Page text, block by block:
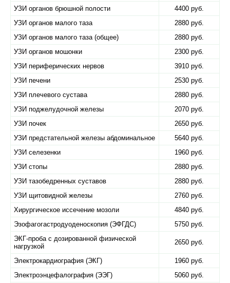
УЗИ органов брюшной полости
4400 руб.
УЗИ органов малого таза
2880 руб.
УЗИ органов малого таза (общее)
2880 руб.
УЗИ органов мошонки
2300 руб.
УЗИ периферических нервов
3910 руб.
УЗИ печени
2530 руб.
УЗИ плечевого сустава
2880 руб.
УЗИ поджелудочной железы
2070 руб.
УЗИ почек
2650 руб.
УЗИ предстательной железы абдоминальное
5640 руб.
УЗИ селезенки
1960 руб.
УЗИ стопы
2880 руб.
УЗИ тазобедренных суставов
2880 руб.
УЗИ щитовидной железы
2760 руб.
Хирургическое иссечение мозоли
4840 руб.
Эзофагогастродуоденоскопия (ЭФГДС)
5750 руб.
ЭКГ-проба с дозированной физической
нагрузкой
2650 руб.
Электрокардиография (ЭКГ)
1960 руб.
Электроэнцефалография (ЭЭГ)
5060 руб.